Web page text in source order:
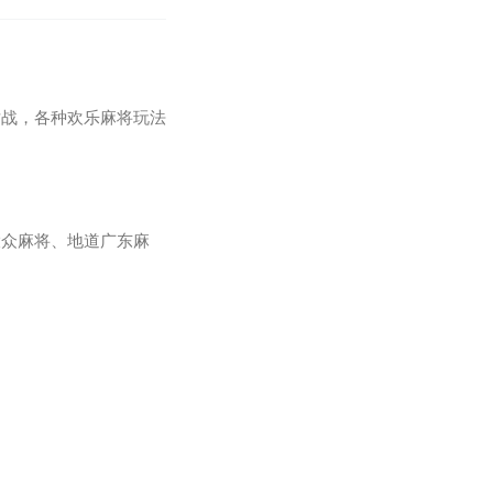
，各种欢乐麻将玩法
麻将、地道广东麻